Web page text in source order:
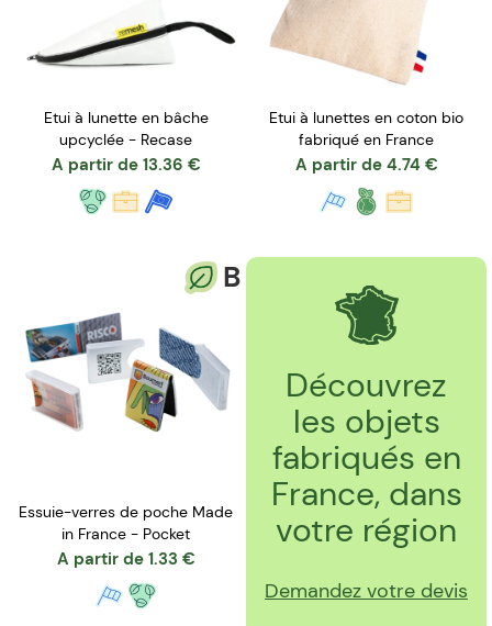
Etui à lunette en bâche
upcyclée - Recase
A partir de 13.36 €
Etui à lunettes en coton bio
fabriqué en France
A partir de 4.74 €
B
Essuie-verres de poche Made
in France - Pocket
A partir de 1.33 €
Découvrez
les objets
fabriqués en
France, dans
votre région
Demandez votre devis